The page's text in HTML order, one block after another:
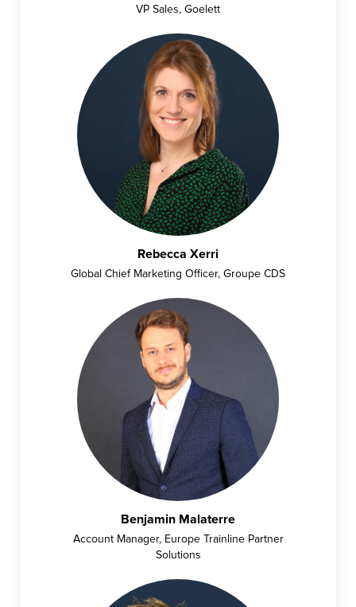
VP Sales, Goelett
Rebecca Xerri
Global Chief Marketing Officer, Groupe CDS
Benjamin Malaterre
Account Manager, Europe Trainline Partner
Solutions